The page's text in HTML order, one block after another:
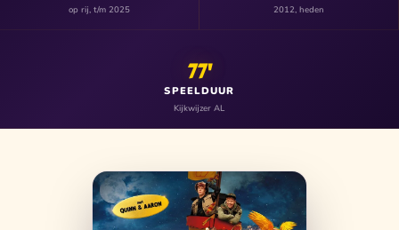
op rij, t/m 2025 2012, heden
77'
SPEELDUUR
Kijkwijzer AL